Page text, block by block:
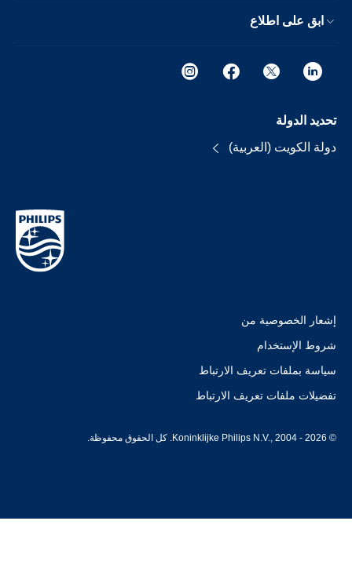
ابق على اطلاع
تحديد الدولة
دولة الكويت (العربية)
إشعار الخصوصية من
شروط الإستخدام
سياسة بملفات تعريف الارتباط
تفضيلات ملفات تعريف الارتباط
© Koninklijke Philips N.V., 2004 - 2026. كل الحقوق محفوظة.